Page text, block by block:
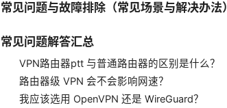
常见问题与故障排除（常见场景与解决办法）
常见问题解答汇总
VPN路由器ptt 与普通路由器的区别是什么？
路由器级 VPN 会不会影响网速？
我应该选用 OpenVPN 还是 WireGuard？